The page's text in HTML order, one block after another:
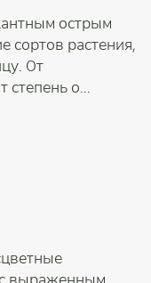
острым
сортов растения,
От
степень о...